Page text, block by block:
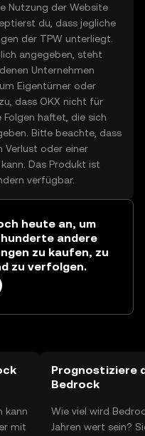
Nutzung der Website
du, dass jegliche
der TPW unterliegt.
angegeben, steht
Unternehmen
Eigentümer oder
dass OKX nicht für
haftet, die sich
Bitte beachte, dass
Verlust oder einer
Das Produkt ist
verfügbar.
heute an, um
andere
zu kaufen, zu
zu verfolgen.
kann
mit
Prognostiziere
Bedrock
Wie viel wird
Jahren wert sein?